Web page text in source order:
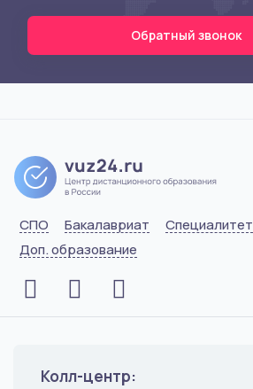
Обратный звонок
СПО Бакалавриат Специалитет
Доп. образование
Колл-центр: